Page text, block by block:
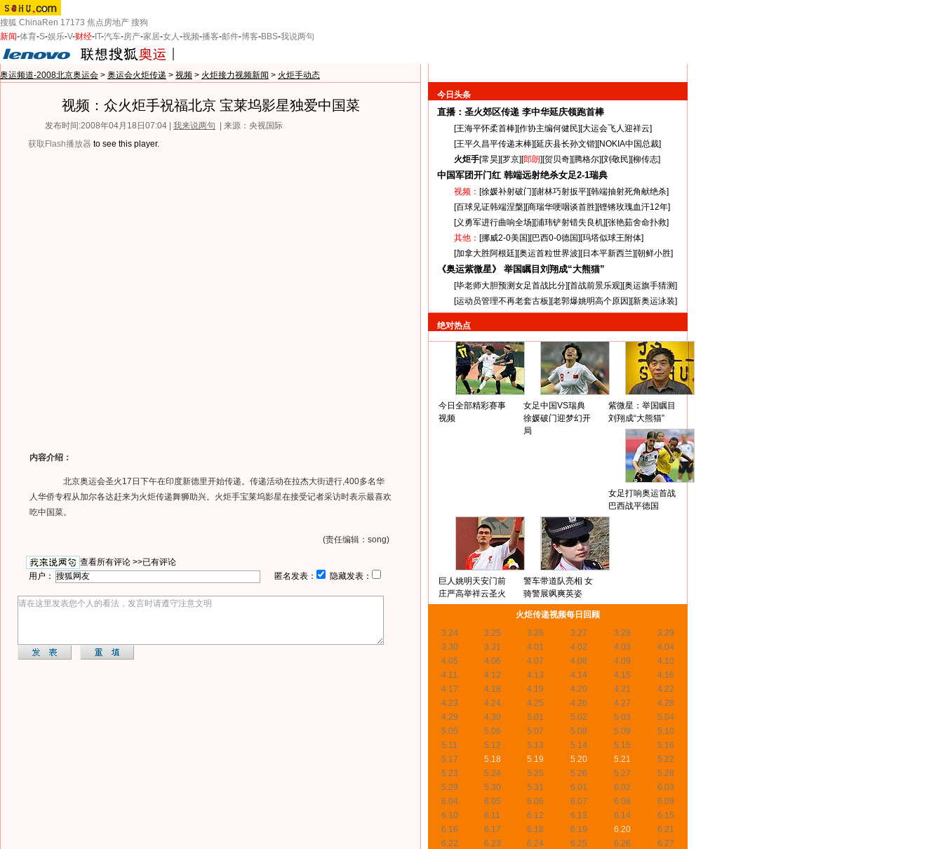
搜狐 ChinaRen 17173 焦点房地产 搜狗
新闻-体育-S-娱乐-V-财经- IT-汽车-房产-家居-女人-视频-播客-邮件-博客-BBS-我说两句
奥运频道-2008北京奥运会 > 奥运会火炬传递 > 视频 > 火炬接力视频新闻 > 火炬手动态
视频：众火炬手祝福北京 宝莱坞影星独爱中国菜
发布时间:2008年04月18日07:04 | 我来说两句
| 来源：央视国际
获取Flash播放器 to see this player.
内容介绍：
北京奥运会圣火17日下午在印度新德里开始传递。传递活动在拉杰大街进行,400多名华
人华侨专程从加尔各达赶来为火炬传递舞狮助兴。火炬手宝莱坞影星在接受记者采访时表示最喜欢
吃中国菜。
(责任编辑：song)
查看所有评论 >>已有评论
用户：
匿名发表： 隐藏发表：
今日头条
直播：圣火郊区传递 李中华延庆领跑首棒
[王海平怀柔首棒][作协主编何健民][大运会飞人迎祥云]
[王平久昌平传递末棒][延庆县长孙文锴][NOKIA中国总裁]
火炬手[常昊][罗京][郎朗][贺贝奇][腾格尔][刘敬民][柳传志]
中国军团开门红 韩端远射绝杀女足2-1瑞典
视频： [徐媛补射破门][谢林巧射扳平][韩端抽射死角献绝杀]
[百球见证韩端涅槃][商瑞华哽咽谈首胜][铿锵玫瑰血汗12年]
[义勇军进行曲响全场][浦玮铲射错失良机][张艳茹舍命扑救]
其他： [挪威2-0美国][巴西0-0德国][玛塔似球王附体]
[加拿大胜阿根廷][奥运首粒世界波][日本平新西兰][朝鲜小胜]
《奥运紫微星》 举国瞩目刘翔成“大熊猫”
[毕老师大胆预测女足首战比分][首战前景乐观][奥运旗手猜测]
[运动员管理不再老套古板][老郭爆姚明高个原因][新奥运泳装]
绝对热点
今日全部精彩赛事
视频
女足中国VS瑞典
徐媛破门迎梦幻开
局
紫微星：举国瞩目
刘翔成“大熊猫”
女足打响奥运首战
巴西战平德国
巨人姚明天安门前
庄严高举祥云圣火
警车带道队亮相 女
骑警展飒爽英姿
火炬传递视频每日回顾
3.24
3.25 3.26 3.27 3.28
3.29
3.30
3.31 4.01 4.02 4.03
4.04
4.05
4.06 4.07 4.08 4.09
4.10
4.11
4.12 4.13 4.14 4.15
4.16
4.17
4.18 4.19 4.20 4.21
4.22
4.23
4.24 4.25 4.26 4.27
4.28
4.29
4.30 5.01 5.02 5.03
5.04
5.05
5.06 5.07 5.08 5.09
5.10
5.11
5.12 5.13 5.14 5.15
5.16
5.17
5.18 5.19 5.20 5.21
5.22
5.23
5.24 5.25 5.26 5.27
5.28
5.29
5.30 5.31 6.01 6.02
6.03
6.04
6.05 6.06 6.07 6.08
6.09
6.10
6.11 6.12 6.13 6.14
6.15
6.16
6.17 6.18 6.19 6.20
6.21
6.22
6.23 6.24 6.25 6.26
6.27